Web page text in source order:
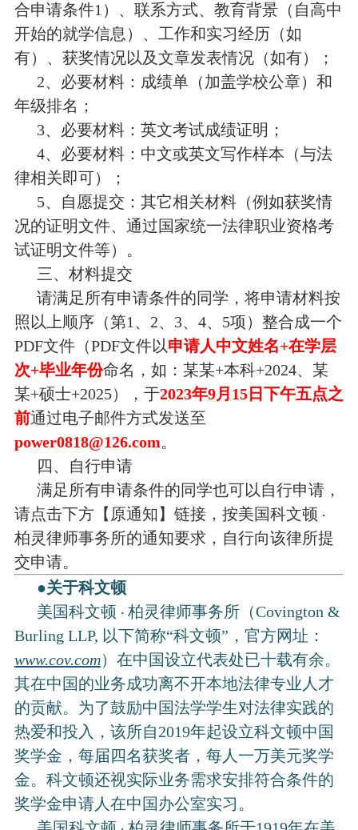
合申请条件1）、联系方式、教育背景（自高中
开始的就学信息）、工作和实习经历（如
有）、获奖情况以及文章发表情况（如有）；
2、必要材料：成绩单（加盖学校公章）和
年级排名；
3、必要材料：英文考试成绩证明；
4、必要材料：中文或英文写作样本（与法
律相关即可）；
5、自愿提交：其它相关材料（例如获奖情
况的证明文件、通过国家统一法律职业资格考
试证明文件等）。
三、材料提交
请满足所有申请条件的同学，将申请材料按
照以上顺序（第1、2、3、4、5项）整合成一个
PDF文件（PDF文件以申请人中文姓名+在学层
次+毕业年份命名，如：某某+本科+2024、某
某+硕士+2025），于2023年9月15日下午五点之
前通过电子邮件方式发送至
power0818@126.com。
四、自行申请
满足所有申请条件的同学也可以自行申请，
请点击下方【原通知】链接，按美国科文顿 ・
柏灵律师事务所的通知要求，自行向该律所提
交申请。
●关于科文顿
美国科文顿 ・ 柏灵律师事务所（Covington &
Burling LLP, 以下简称“科文顿”，官方网址：
www.cov.com）在中国设立代表处已十载有余。
其在中国的业务成功离不开本地法律专业人才
的贡献。为了鼓励中国法学学生对法律实践的
热爱和投入，该所自2019年起设立科文顿中国
奖学金，每届四名获奖者，每人一万美元奖学
金。科文顿还视实际业务需求安排符合条件的
奖学金申请人在中国办公室实习。